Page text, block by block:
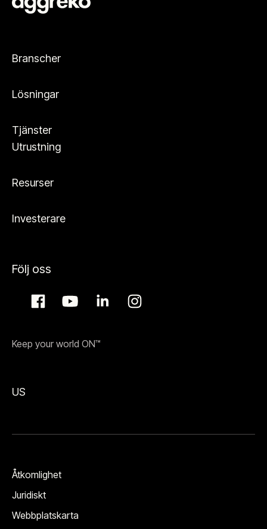
Branscher
Lösningar
Tjänster
Utrustning
Resurser
Investerare
Följ oss
Keep your world ON™
US
Åtkomlighet
Juridiskt
Webbplatskarta